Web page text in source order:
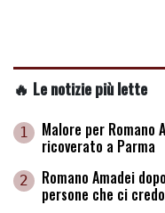
🔥 Le notizie più lette
1 Malore per Romano
ricoverato a Parma
2 Romano Amadei
persone che ci